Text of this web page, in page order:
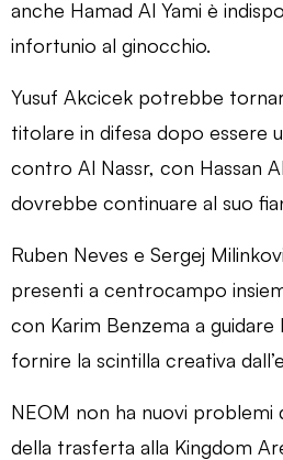
anche Hamad Al Yami è
infortunio al ginocchio.
Yusuf Akcicek potrebbe
titolare in difesa dopo essere
contro Al Nassr, con Hassan
dovrebbe continuare al suo
Ruben Neves e Sergej
presenti a centrocampo
con Karim Benzema a
fornire la scintilla creativa
NEOM non ha nuovi problemi
della trasferta alla Kingdom